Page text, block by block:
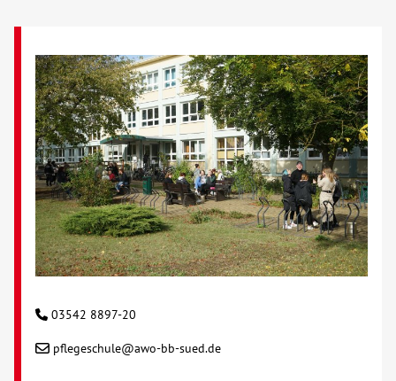
Glossar
Suche
Kontakt
AWO BB Süd
03542 8897-20
pflegeschule@awo-bb-sued.de